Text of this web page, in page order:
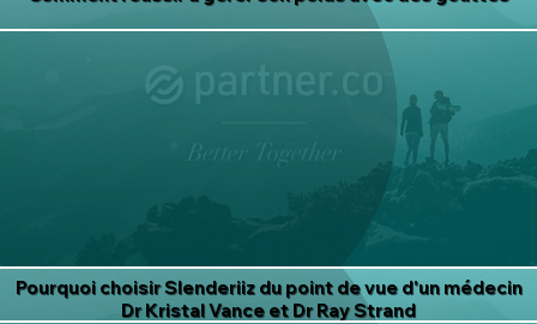
Pourquoi choisir Slenderiiz du point de vue d'un médecin
Dr Kristal Vance et Dr Ray Strand